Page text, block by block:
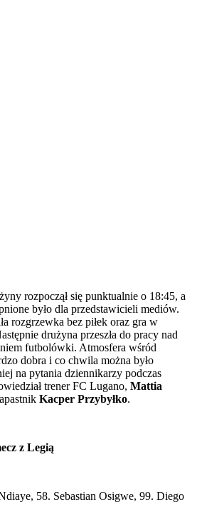
rozpoczął się punktualnie o 18:45, a
było dla przedstawicieli mediów.
rozgrzewka bez piłek oraz gra w
drużyna przeszła do pracy nad
futbolówki. Atmosfera wśród
dobra i co chwila można było
na pytania dziennikarzy podczas
trener FC Lugano, Mattia
Kacper Przybyłko.
z Legią
58. Sebastian Osigwe, 99. Diego